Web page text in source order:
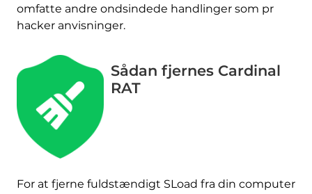
omfatte andre ondsindede handlinger som pr
hacker anvisninger.
Sådan fjernes Cardinal
RAT
For at fjerne fuldstændigt SLoad fra din computer